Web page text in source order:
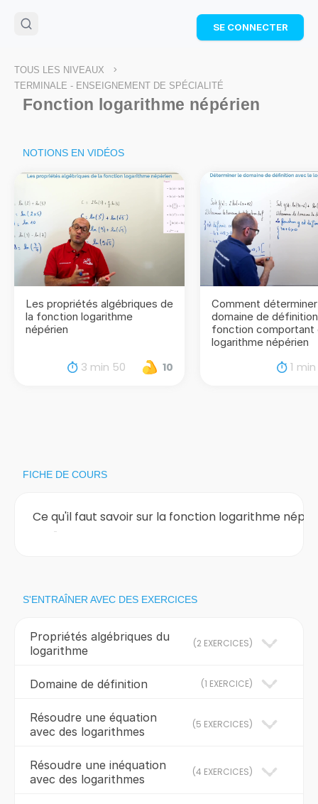
🌴Cahier de vacances offert
: révise les maths cet
Télécharge ton PDF gratuit et progresse avec des
SE CONNECTER
TOUS LES NIVEAUX >
TERMINALE - ENSEIGNEMENT DE SPÉCIALITÉ
Fonction logarithme népérien
NOTIONS EN VIDÉOS
Les propriétés algébriques de
la fonction logarithme
népérien
3 min 50 10
Comment
domaine de
fonction comportant
logarithme népérien
1 min
FICHE DE COURS
Ce qu'il faut savoir sur la fonction logarithme
S'ENTRAÎNER AVEC DES EXERCICES
Propriétés algébriques du
logarithme
(2 EXERCICES)
Domaine de définition (1 EXERCICE)
Résoudre une équation
avec des logarithmes
(5 EXERCICES)
Résoudre une inéquation
avec des logarithmes
(4 EXERCICES)